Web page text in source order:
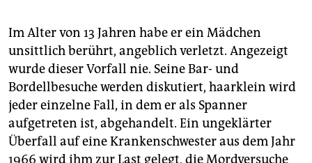
Im Alter von 13 Jahren habe er ein Mädchen
unsittlich berührt, angeblich verletzt. Angezeigt
wurde dieser Vorfall nie. Seine Bar- und
Bordellbesuche werden diskutiert, haarklein wird
jeder einzelne Fall, in dem er als Spanner
aufgetreten ist, abgehandelt. Ein ungeklärter
Überfall auf eine Krankenschwester aus dem Jahr
1966 wird ihm zur Last gelegt, die Mordversuche